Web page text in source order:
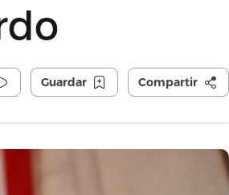
Guardar Compartir